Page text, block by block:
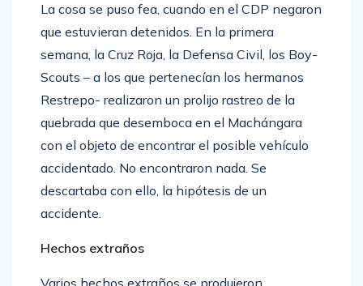
La cosa se puso fea, cuando en el CDP negaron
que estuvieran detenidos. En la primera
semana, la Cruz Roja, la Defensa Civil, los Boy-
Scouts – a los que pertenecían los hermanos
Restrepo- realizaron un prolijo rastreo de la
quebrada que desemboca en el Machángara
con el objeto de encontrar el posible vehículo
accidentado. No encontraron nada. Se
descartaba con ello, la hipótesis de un
accidente.
Hechos extraños